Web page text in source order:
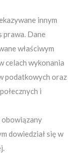
innym
prawa. Dane
właściwym
celach wykonania
podatkowych oraz
i
obowiązany
dowiedział się w